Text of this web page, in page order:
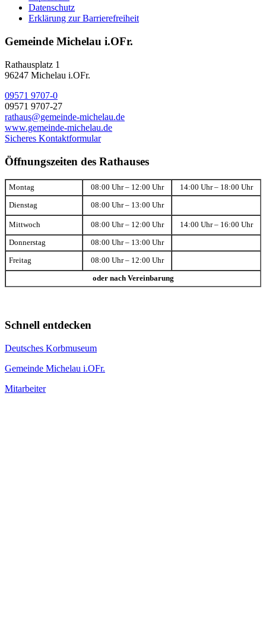
Datenschutz
Erklärung zur Barrierefreiheit
Gemeinde Michelau i.OFr.
Rathausplatz 1
96247 Michelau i.OFr.
09571 9707-0
09571 9707-27
rathaus@gemeinde-michelau.de
www.gemeinde-michelau.de
Sicheres Kontaktformular
Öffnungszeiten des Rathauses
Montag 08:00 Uhr – 12:00 Uhr 14:00 Uhr – 18:00 Uhr
Dienstag 08:00 Uhr – 13:00 Uhr
Mittwoch 08:00 Uhr – 12:00 Uhr 14:00 Uhr – 16:00 Uhr
Donnerstag 08:00 Uhr – 13:00 Uhr
Freitag 08:00 Uhr – 12:00 Uhr
oder nach Vereinbarung
Schnell entdecken
Deutsches Korbmuseum
Gemeinde Michelau i.OFr.
Mitarbeiter